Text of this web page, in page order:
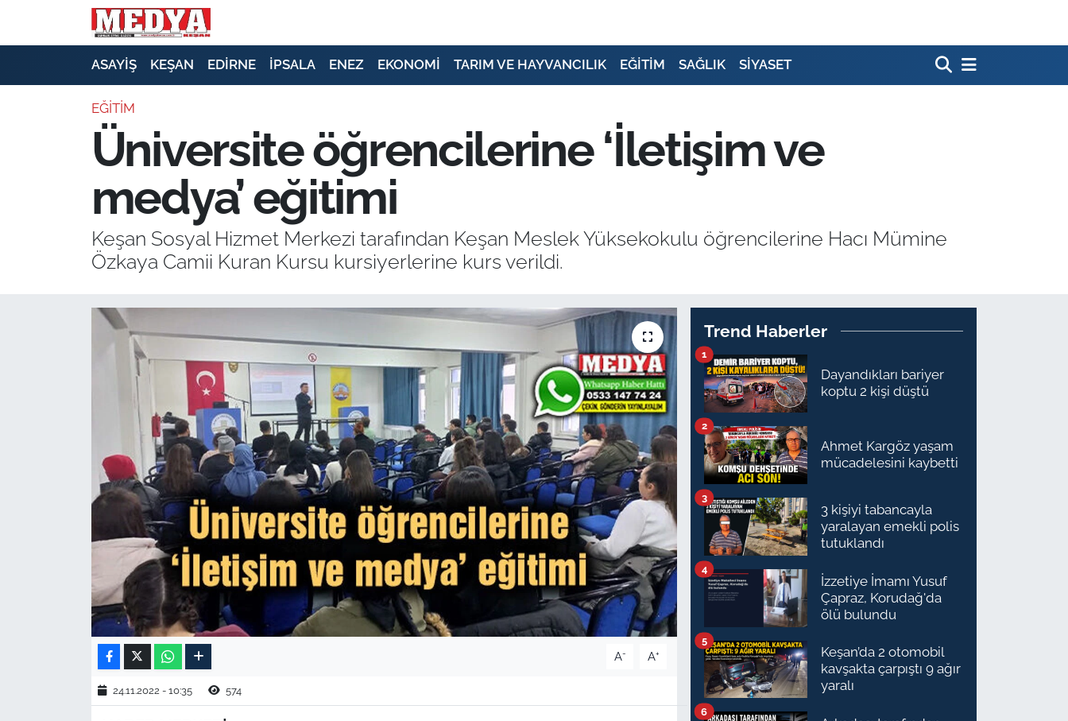
ASAYİŞ KEŞAN EDİRNE İPSALA ENEZ EKONOMİ TARIM VE HAYVANCILIK EĞİTİM SAĞLIK SİYASET
EĞİTİM
Üniversite öğrencilerine ‘İletişim ve
medya’ eğitimi
Keşan Sosyal Hizmet Merkezi tarafından Keşan Meslek Yüksekokulu öğrencilerine Hacı Mümine
Özkaya Camii Kuran Kursu kursiyerlerine kurs verildi.
A- A+
24.11.2022 - 10:35 574
Trend Haberler
Dayandıkları bariyer
koptu 2 kişi düştü
1
Ahmet Kargöz yaşam
mücadelesini kaybetti
2
3 kişiyi tabancayla
yaralayan emekli polis
tutuklandı
3
İzzetiye İmamı Yusuf
Çapraz, Korudağ'da
ölü bulundu
4
Keşan’da 2 otomobil
kavşakta çarpıştı 9 ağır
yaralı
5
6
E-GAZETE
EKONOMİ
SAĞLIK
TARIM VE HAYVANCILIK
KÜLTÜR SANAT
RESMİ İLAN
EDİRNE
TEKİRDAĞ
KIRKLARELİ
ÇANAKKALE